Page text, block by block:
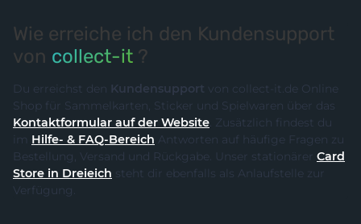
Wie erreiche ich den Kundensupport
von collect-it ?
Du erreichst den Kundensupport von collect-it.de Online
Shop für Sammelkarten, Sticker und Spielwaren über das
Kontaktformular auf der Website. Zusätzlich findest du
im Hilfe- & FAQ-Bereich Antworten auf häufige Fragen zu
Bestellung, Versand und Rückgabe. Unser stationärer Card
Store in Dreieich steht dir ebenfalls als Anlaufstelle zur
Verfügung.